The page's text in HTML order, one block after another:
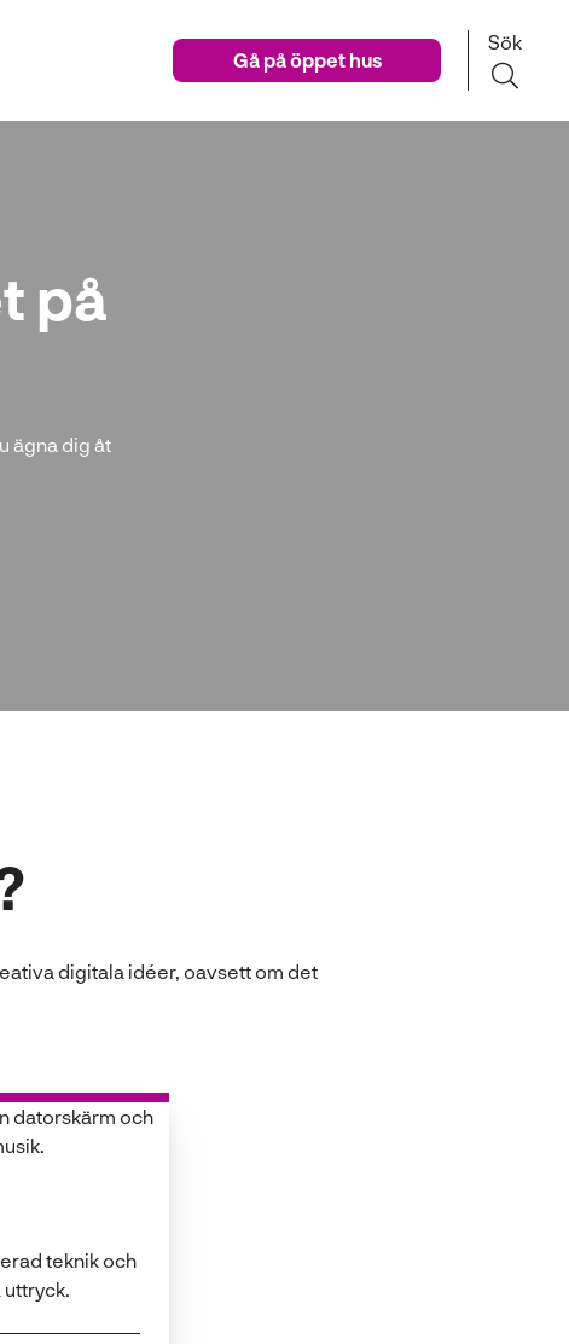
Gå på öppet hus
Sök
på
ägna dig åt
digitala idéer, oavsett om det
teknik och
uttryck.